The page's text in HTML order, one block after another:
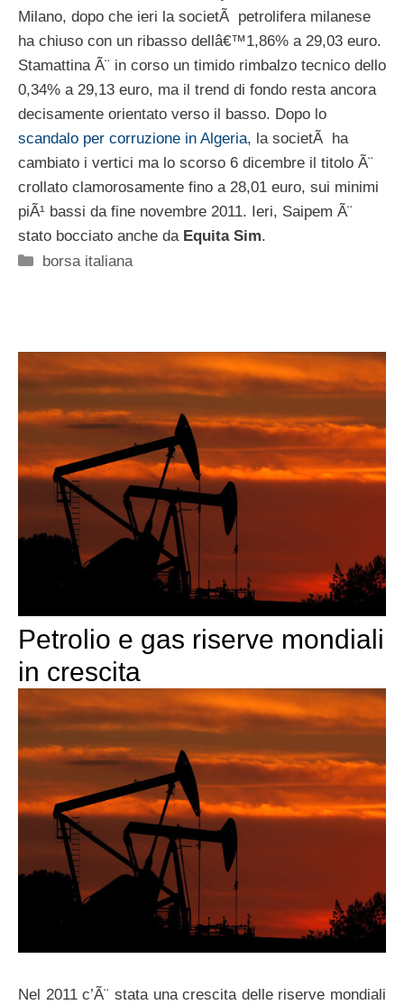
Milano, dopo che ieri la societÃ petrolifera milanese
ha chiuso con un ribasso dellâ€™1,86% a 29,03 euro.
Stamattina Ã¨ in corso un timido rimbalzo tecnico dello
0,34% a 29,13 euro, ma il trend di fondo resta ancora
decisamente orientato verso il basso. Dopo lo
scandalo per corruzione in Algeria, la societÃ ha
cambiato i vertici ma lo scorso 6 dicembre il titolo Ã¨
crollato clamorosamente fino a 28,01 euro, sui minimi
piÃ¹ bassi da fine novembre 2011. Ieri, Saipem Ã¨
stato bocciato anche da Equita Sim.
Categorie
borsa italiana
Petrolio e gas riserve mondiali
in crescita
Nel 2011 c’Ã¨ stata una crescita delle riserve mondiali